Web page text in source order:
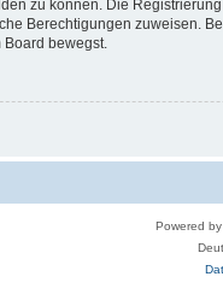
zu können. Die
Berechtigungen zuweisen.
bewegst.
Powered by